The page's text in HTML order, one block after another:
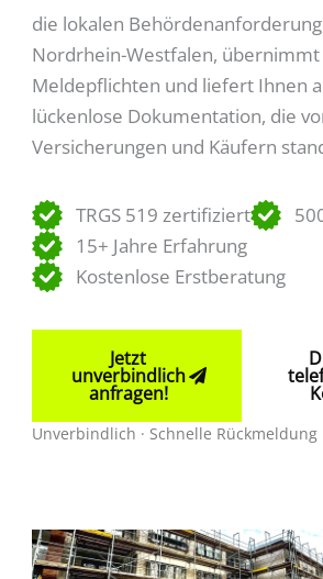
die lokalen
Nordrhein-Westfalen, übernimmt
Meldepflichten und liefert Ihnen
lückenlose Dokumentation, die
Versicherungen und Käufern
TRGS 519 zertifiziert
15+ Jahre Erfahrung
Kostenlose Erstberatung
Jetzt
unverbindlich
anfragen!
Unverbindlich · Schnelle Rückmeldung